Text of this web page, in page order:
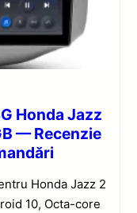
Honda Jazz
— Recenzie
Honda Jazz 2
10, Octa-core